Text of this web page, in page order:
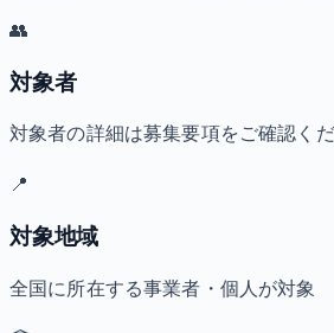
👥
対象者
対象者の詳細は募集要項をご確認く
📍
対象地域
全国に所在する事業者・個人が対象